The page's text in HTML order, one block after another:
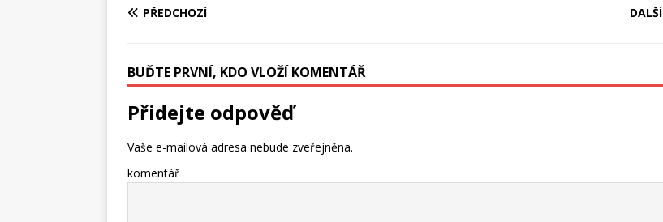
PŘEDCHOZÍ DALŠÍ
BUĎTE PRVNÍ, KDO VLOŽÍ KOMENTÁŘ
Přidejte odpověď
Vaše e-mailová adresa nebude zveřejněna.
komentář